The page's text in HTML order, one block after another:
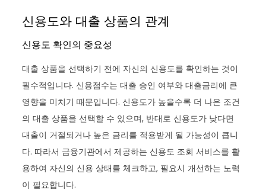
신용도와 대출 상품의 관계
신용도 확인의 중요성
대출 상품을 선택하기 전에 자신의 신용도를 확인하는 것이
필수적입니다. 신용점수는 대출 승인 여부와 대출금리에 큰
영향을 미치기 때문입니다. 신용도가 높을수록 더 나은 조건
의 대출 상품을 선택할 수 있으며, 반대로 신용도가 낮다면
대출이 거절되거나 높은 금리를 적용받게 될 가능성이 큽니
다. 따라서 금융기관에서 제공하는 신용도 조회 서비스를 활
용하여 자신의 신용 상태를 체크하고, 필요시 개선하는 노력
이 필요합니다.